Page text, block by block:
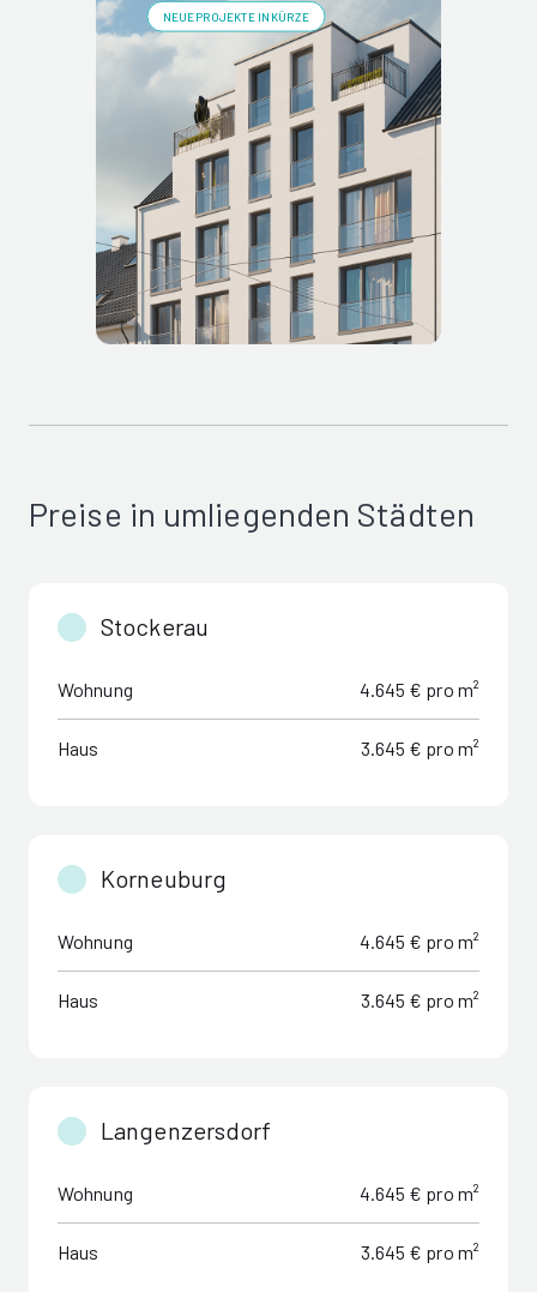
NEUE PROJEKTE IN KÜRZE
Preise in umliegenden Städten
Stockerau
Wohnung 4.645 € pro m²
Haus 3.645 € pro m²
Korneuburg
Wohnung 4.645 € pro m²
Haus 3.645 € pro m²
Langenzersdorf
Wohnung 4.645 € pro m²
Haus 3.645 € pro m²